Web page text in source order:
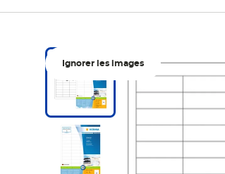
Ignorer les images